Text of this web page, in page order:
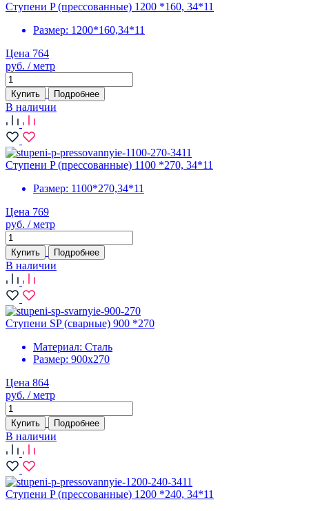
Ступени P (прессованные) 1200 *160, 34*11
Размер: 1200*160,34*11
Цена 764
руб. / метр
Купить Подробнее
В наличии
Ступени P (прессованные) 1100 *270, 34*11
Размер: 1100*270,34*11
Цена 769
руб. / метр
Купить Подробнее
В наличии
Ступени SP (сварные) 900 *270
Материал: Сталь
Размер: 900х270
Цена 864
руб. / метр
Купить Подробнее
В наличии
Ступени P (прессованные) 1200 *240, 34*11